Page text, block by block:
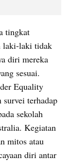
tingkat
laki-laki tidak
diri mereka
sesuai.
Equality
terhadap
sekolah
Kegiatan
mitos atau
diri antar